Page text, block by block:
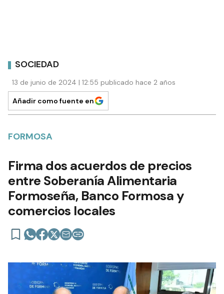
SOCIEDAD
13 de junio de 2024 | 12:55 publicado hace 2 años
Añadir como fuente en
FORMOSA
Firma dos acuerdos de precios
entre Soberanía Alimentaria
Formoseña, Banco Formosa y
comercios locales